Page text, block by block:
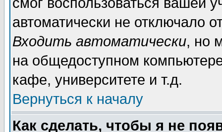
автоматически не отключало
Входить автоматически, но
на общедоступном
кафе, университете и т.д.
Вернуться к началу
Как сделать, чтобы я не